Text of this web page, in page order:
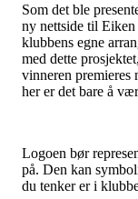
Som det ble
ny nettside til
klubbens egne
med dette
vinneren premieres
her er det bare å
Logoen bør
på. Den kan
du tenker er i